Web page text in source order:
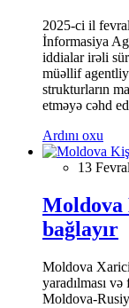
2025-ci il
İnformasiya
iddialar irəli
müəllif
strukturların
etməyə cəhd
Ardını oxu
13
Moldova
bağlayır
Moldova
yaradılması
Moldova-